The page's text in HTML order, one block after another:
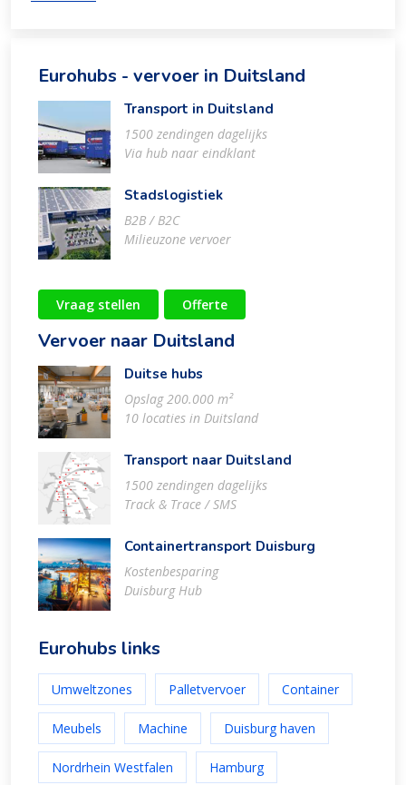
Eurohubs - vervoer in Duitsland
Transport in Duitsland
1500 zendingen dagelijks
Via hub naar eindklant
Stadslogistiek
B2B / B2C
Milieuzone vervoer
Vraag stellen Offerte
Vervoer naar Duitsland
Duitse hubs
Opslag 200.000 m²
10 locaties in Duitsland
Transport naar Duitsland
1500 zendingen dagelijks
Track & Trace / SMS
Containertransport Duisburg
Kostenbesparing
Duisburg Hub
Eurohubs links
Umweltzones Palletvervoer Container
Meubels Machine Duisburg haven
Nordrhein Westfalen Hamburg